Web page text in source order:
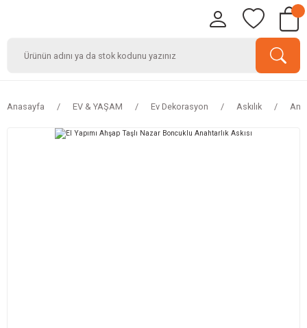
Anasayfa EV & YAŞAM Ev Dekorasyon Askılık